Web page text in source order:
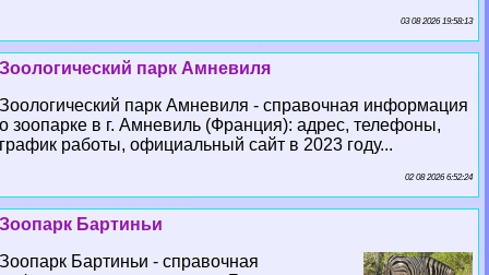
03 08 2026 19:58:13
Зоологический парк Амневиля
Зоологический парк Амневиля - справочная информация
о зоопарке в г. Амневиль (Франция): адрес, телефоны,
график работы, официальный сайт в 2023 году...
02 08 2026 6:52:24
Зоопарк Бартиньи
Зоопарк Бартиньи - справочная